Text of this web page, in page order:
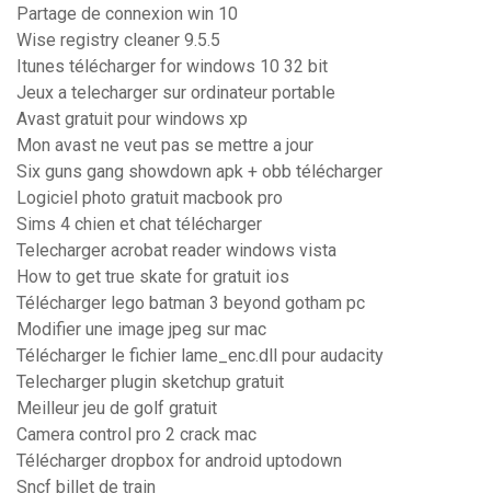
Partage de connexion win 10
Wise registry cleaner 9.5.5
Itunes télécharger for windows 10 32 bit
Jeux a telecharger sur ordinateur portable
Avast gratuit pour windows xp
Mon avast ne veut pas se mettre a jour
Six guns gang showdown apk + obb télécharger
Logiciel photo gratuit macbook pro
Sims 4 chien et chat télécharger
Telecharger acrobat reader windows vista
How to get true skate for gratuit ios
Télécharger lego batman 3 beyond gotham pc
Modifier une image jpeg sur mac
Télécharger le fichier lame_enc.dll pour audacity
Telecharger plugin sketchup gratuit
Meilleur jeu de golf gratuit
Camera control pro 2 crack mac
Télécharger dropbox for android uptodown
Sncf billet de train